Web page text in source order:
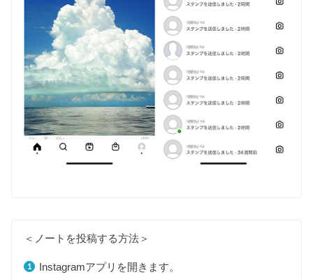
＜ノートを投稿する方法＞
Instagramアプリを開きます。